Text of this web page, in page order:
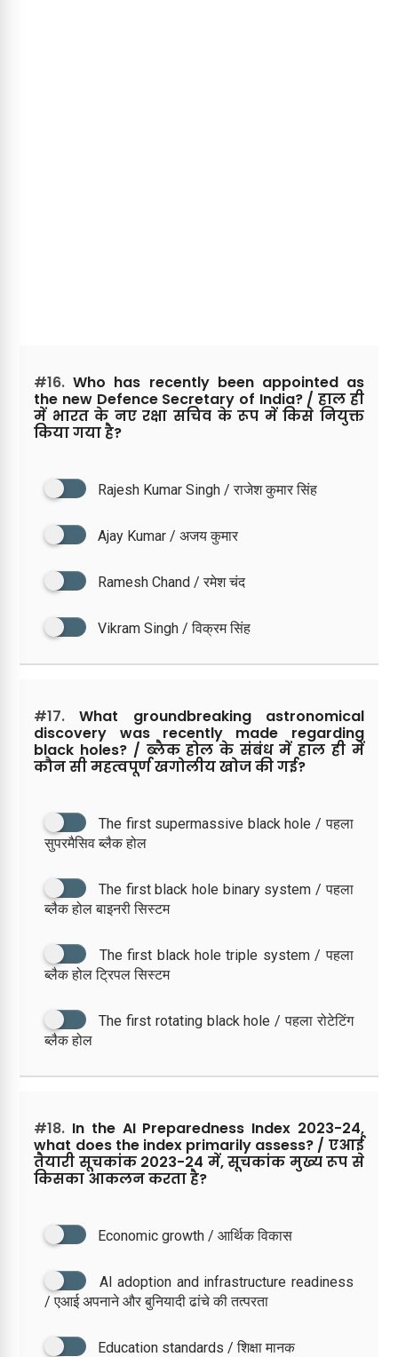
#16. Who has recently been appointed as
the new Defence Secretary of India? / हाल ही
में भारत के नए रक्षा सचिव के रूप में किसे नियुक्त
किया गया है?
Rajesh Kumar Singh / राजेश कुमार सिंह
Ajay Kumar / अजय कुमार
Ramesh Chand / रमेश चंद
Vikram Singh / विक्रम सिंह
#17. What groundbreaking astronomical
discovery was recently made regarding
black holes? / ब्लैक होल के संबंध में हाल ही में
कौन सी महत्वपूर्ण खगोलीय खोज की गई?
The first supermassive black hole / पहला
सुपरमैसिव ब्लैक होल
The first black hole binary system / पहला
ब्लैक होल बाइनरी सिस्टम
The first black hole triple system / पहला
ब्लैक होल ट्रिपल सिस्टम
The first rotating black hole / पहला रोटेटिंग
ब्लैक होल
#18. In the AI Preparedness Index 2023-24,
what does the index primarily assess? / एआई
तैयारी सूचकांक 2023-24 में, सूचकांक मुख्य रूप से
किसका आकलन करता है?
Economic growth / आर्थिक विकास
AI adoption and infrastructure readiness
/ एआई अपनाने और बुनियादी ढांचे की तत्परता
Education standards / शिक्षा मानक